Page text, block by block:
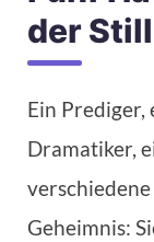
der
Ein Prediger,
Dramatiker,
Geheimnis: